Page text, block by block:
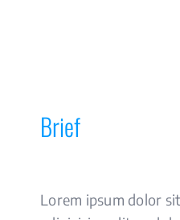
Brief
Lorem ipsum dolor